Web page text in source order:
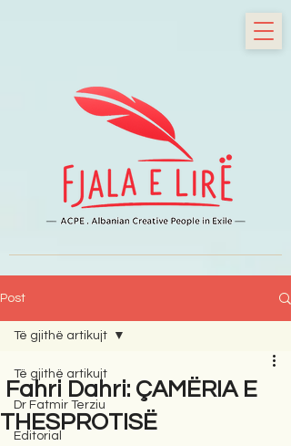
Post
Të gjithë artikujt
Dr Fatmir Terziu
Editorial
Të gjithë artikujt
Fahri Dahri: ÇAMËRIA E
THESPROTISË